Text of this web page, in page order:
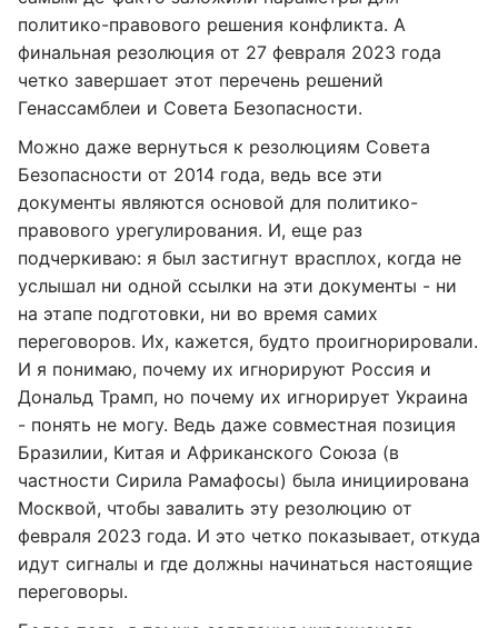
политико-правового решения конфликта. А
финальная резолюция от 27 февраля 2023 года
четко завершает этот перечень решений
Генассамблеи и Совета Безопасности.
Можно даже вернуться к резолюциям Совета
Безопасности от 2014 года, ведь все эти
документы являются основой для политико-
правового урегулирования. И, еще раз
подчеркиваю: я был застигнут врасплох, когда не
услышал ни одной ссылки на эти документы - ни
на этапе подготовки, ни во время самих
переговоров. Их, кажется, будто проигнорировали.
И я понимаю, почему их игнорируют Россия и
Дональд Трамп, но почему их игнорирует Украина
- понять не могу. Ведь даже совместная позиция
Бразилии, Китая и Африканского Союза (в
частности Сирила Рамафосы) была инициирована
Москвой, чтобы завалить эту резолюцию от
февраля 2023 года. И это четко показывает, откуда
идут сигналы и где должны начинаться настоящие
переговоры.